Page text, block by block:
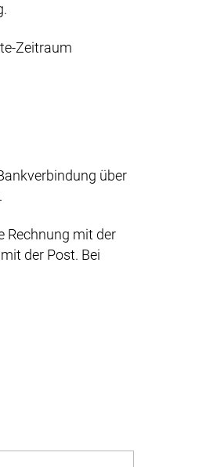
Zeitraum
über
Rechnung mit der
der Post. Bei